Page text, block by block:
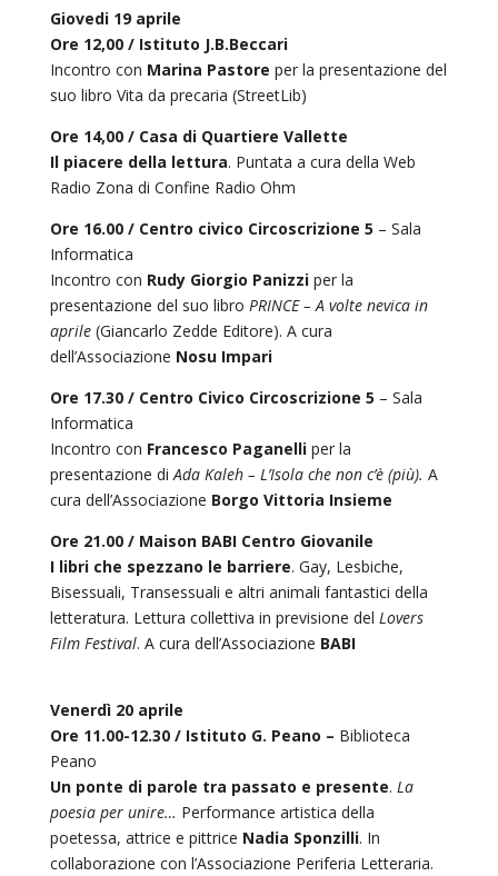
Giovedi 19 aprile
Ore 12,00 / Istituto J.B.Beccari
Incontro con Marina Pastore per la presentazione del
suo libro Vita da precaria (StreetLib)
Ore 14,00 / Casa di Quartiere Vallette
Il piacere della lettura. Puntata a cura della Web
Radio Zona di Confine Radio Ohm
Ore 16.00 / Centro civico Circoscrizione 5 – Sala
Informatica
Incontro con Rudy Giorgio Panizziper la
presentazione del suo libro PRINCE – A volte nevica in
aprile(Giancarlo Zedde Editore). A cura
dell’Associazione Nosu Impari
Ore 17.30 / Centro Civico Circoscrizione 5 – Sala
Informatica
Incontro con Francesco Paganelliper la
presentazione diAda Kaleh – L’Isola che non c’è (più). A
cura dell’Associazione Borgo Vittoria Insieme
Ore 21.00 / Maison BABI Centro Giovanile
I libri che spezzano le barriere. Gay, Lesbiche,
Bisessuali, Transessuali e altri animali fantastici della
letteratura. Lettura collettiva in previsione del Lovers
Film Festival. A cura dell’Associazione BABI
Venerdì 20 aprile
Ore 11.00-12.30 / Istituto G. Peano – Biblioteca
Peano
Un ponte di parole tra passato e presente. La
poesia per unire… Performance artistica della
poetessa, attrice e pittrice Nadia Sponzilli. In
collaborazione con l’Associazione Periferia Letteraria.